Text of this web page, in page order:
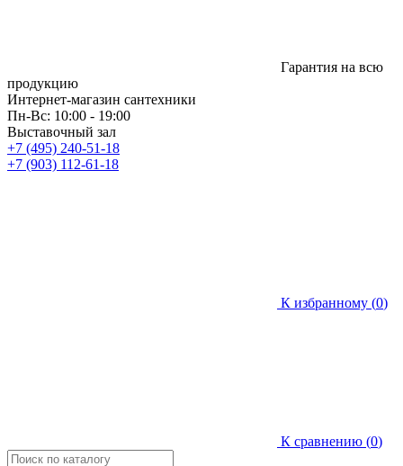
Гарантия на всю
продукцию
Интернет-магазин сантехники
Пн-Вс: 10:00 - 19:00
Выставочный зал
+7 (495) 240-51-18
+7 (903) 112-61-18
К избранному (0)
К сравнению (0)